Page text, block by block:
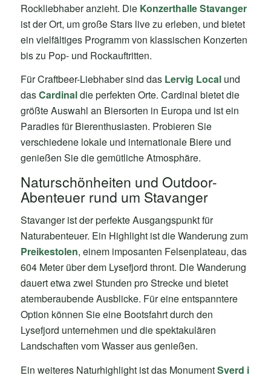
Rockliebhaber anzieht. Die Konzerthalle Stavanger
ist der Ort, um große Stars live zu erleben, und bietet
ein vielfältiges Programm von klassischen Konzerten
bis zu Pop- und Rockauftritten.
Für Craftbeer-Liebhaber sind das Lervig Localund
dasCardinaldie perfekten Orte. Cardinal bietet die
größte Auswahl an Biersorten in Europa und ist ein
Paradies für Bierenthusiasten. Probieren Sie
verschiedene lokale und internationale Biere und
genießen Sie die gemütliche Atmosphäre.
Naturschönheiten und Outdoor-
Abenteuer rund um Stavanger
Stavanger ist der perfekte Ausgangspunkt für
Naturabenteuer. Ein Highlight ist die Wanderung zum
Preikestolen, einem imposanten Felsenplateau, das
604 Meter über dem Lysefjord thront. Die Wanderung
dauert etwa zwei Stunden pro Strecke und bietet
atemberaubende Ausblicke. Für eine entspanntere
Option können Sie eine Bootsfahrt durch den
Lysefjord unternehmen und die spektakulären
Landschaften vom Wasser aus genießen.
Ein weiteres Naturhighlight ist das MonumentSverd i